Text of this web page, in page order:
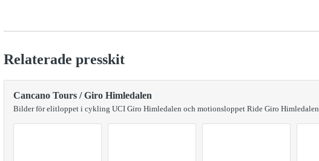
Relaterade presskit
Cancano Tours / Giro Himledalen
Bilder för elitloppet i cykling UCI Giro Himledalen och motionsloppet Ride Giro Himledalen.